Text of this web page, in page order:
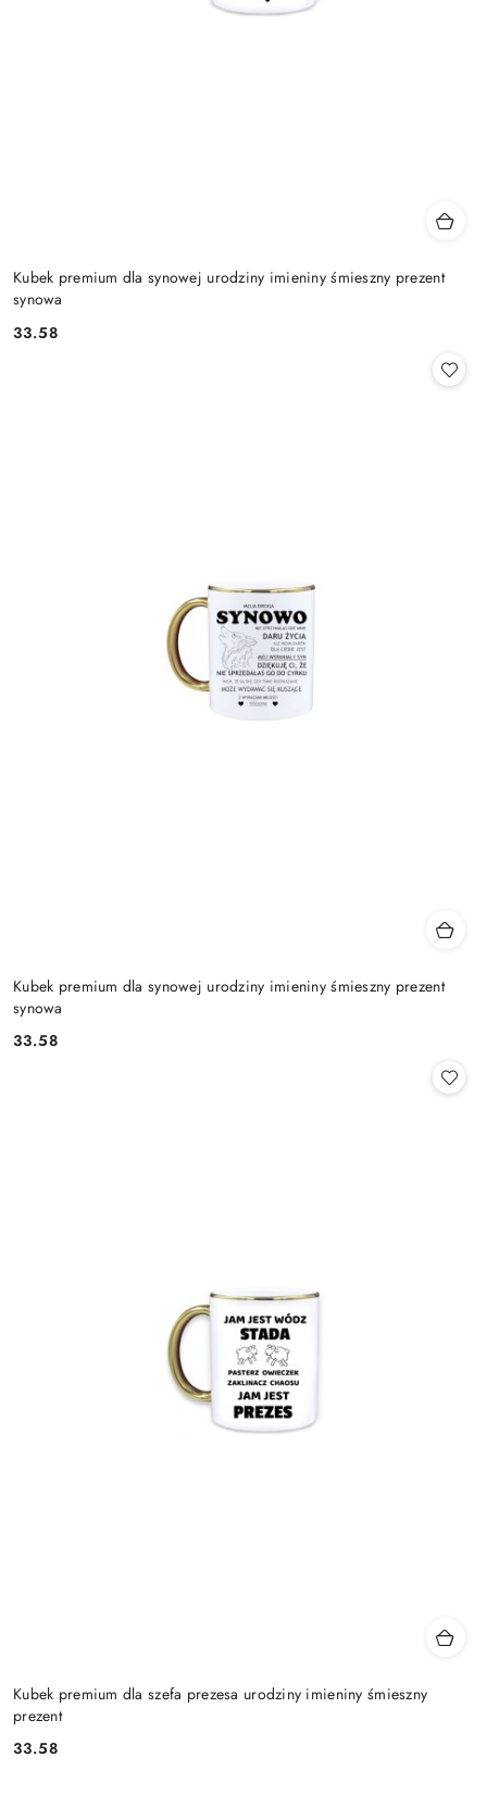
Kubek premium dla synowej urodziny imieniny śmieszny prezent
synowa
Cena:
33.58
Kubek premium dla synowej urodziny imieniny śmieszny prezent
synowa
Cena:
33.58
Kubek premium dla szefa prezesa urodziny imieniny śmieszny
prezent
Cena:
33.58